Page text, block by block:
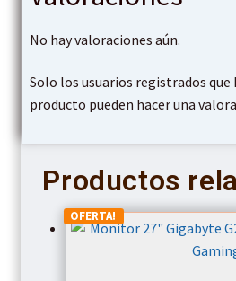
No hay valoraciones aún.
Solo los usuarios registrados
producto pueden hacer una
Productos
OFERTA!